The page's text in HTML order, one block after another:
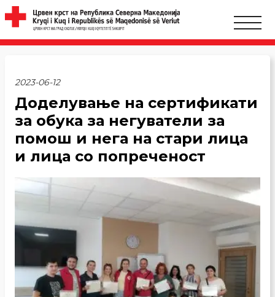
2023-06-12
Доделување на сертификати
за обука за негуватели за
помош и нега на стари лица
и лица со попреченост